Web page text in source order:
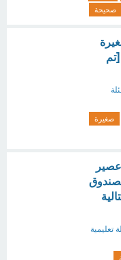
صحيحة
صغيرة
١٦٦ علبة عصير
تعليمية